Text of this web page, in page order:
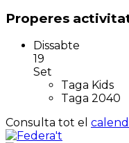
Properes
Dissabte
19
Set
Taga Kids
Taga 2040
Consulta tot el